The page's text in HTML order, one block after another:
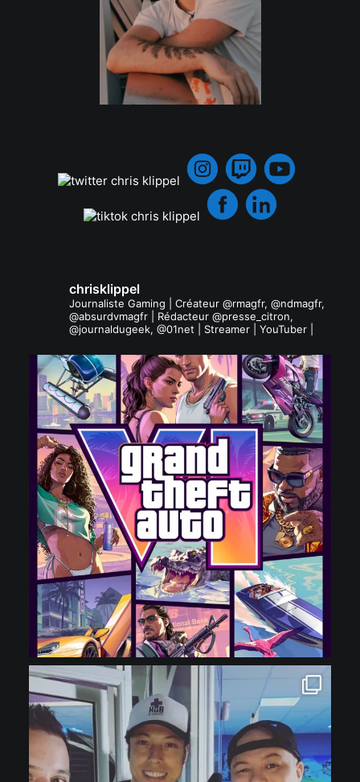
chrisklippel
Journaliste Gaming | Créateur @rmagfr, @ndmagfr,
@absurdvmagfr | Rédacteur @presse_citron,
@journaldugeek, @01net | Streamer | YouTuber |